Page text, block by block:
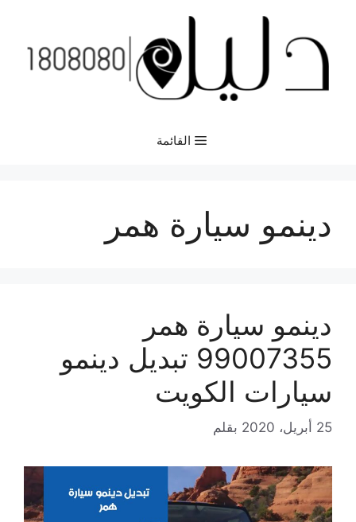
المحتوى
القائمة
دينمو سيارة همر
دينمو سيارة همر
99007355 تبديل دينمو
سيارات الكويت
25 أبريل، 2020 بقلم